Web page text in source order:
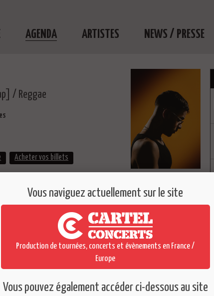
AGENDA ARTISTES NEWS / PRESSE
/ Reggae
Acheter vos billets
Vous naviguez actuellement sur le site
Production de tournées, concerts et évènements en France /
Europe
Vous pouvez également accéder ci-dessous au site